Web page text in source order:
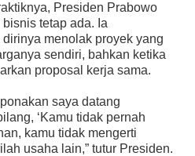
Presiden Prabowo
tetap ada. Ia
menolak proyek yang
sendiri, bahkan ketika
proposal kerja sama.
saya datang
‘Kamu tidak pernah
kamu tidak mengerti
usaha lain,” tutur Presiden.